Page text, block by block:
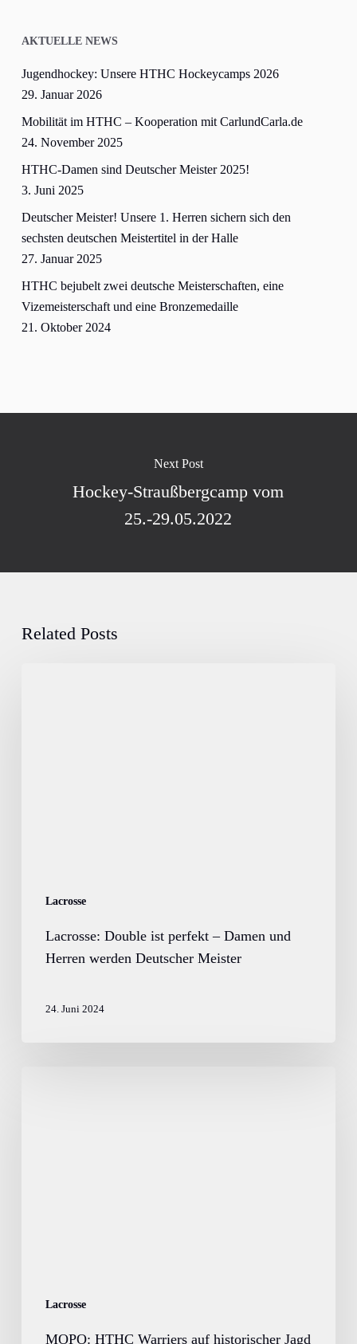
AKTUELLE NEWS
Jugendhockey: Unsere HTHC Hockeycamps 2026
29. Januar 2026
Mobilität im HTHC – Kooperation mit CarlundCarla.de
24. November 2025
HTHC-Damen sind Deutscher Meister 2025!
3. Juni 2025
Deutscher Meister! Unsere 1. Herren sichern sich den
sechsten deutschen Meistertitel in der Halle
27. Januar 2025
HTHC bejubelt zwei deutsche Meisterschaften, eine
Vizemeisterschaft und eine Bronzemedaille
21. Oktober 2024
Next Post
Hockey-Straußbergcamp vom
25.-29.05.2022
Related Posts
Lacrosse
Lacrosse: Double ist perfekt – Damen und
Herren werden Deutscher Meister
24. Juni 2024
Lacrosse
MOPO: HTHC Warriers auf historischer Jagd